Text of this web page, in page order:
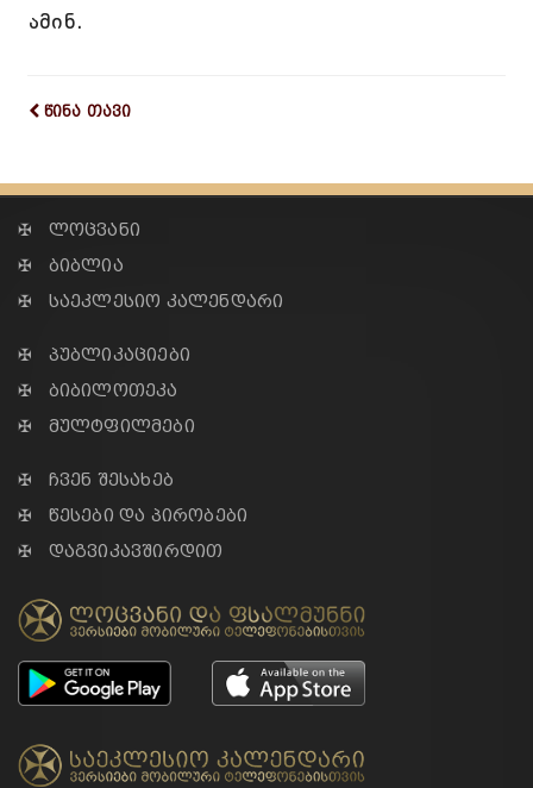
ამინ.
წინა თავი
✠ ლოცვანი
✠ ბიბლია
✠ საეკლესიო კალენდარი
✠ პუბლიკაციები
✠ ბიბილოთეკა
✠ მულტფილმები
✠ ჩვენ შესახებ
✠ წესები და პირობები
✠ დაგვიკავშირდით